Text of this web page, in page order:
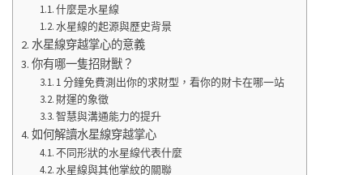
什麼是水星線
水星線的起源與歷史背景
水星線穿越掌心的意義
你有哪一隻招財獸？
1 分鐘免費測出你的求財型，看你的財卡在哪一站
財運的象徵
智慧與溝通能力的提升
如何解讀水星線穿越掌心
不同形狀的水星線代表什麼
水星線與其他掌紋的關聯